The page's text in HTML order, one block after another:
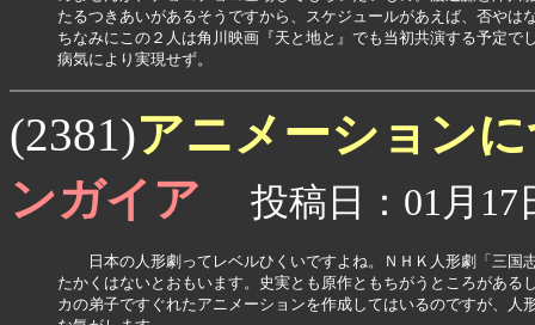
たるつきあいがあるそうですから、スケジュールがあえば、否やは
ちなみにこの２人は角川映画『天と地と』でも当初共演する予定で
病気により実現せず。
(2381)アニメーション
ンガイア 投稿日：01月17
日本の人形劇ってレベルひくいですよね。ＮＨＫ人形劇「三国
たかくはないとおもいます。史実とも原作ともちがうところがある
カの弟子ですぐれたアニメーションを作成してはいるのですが、人